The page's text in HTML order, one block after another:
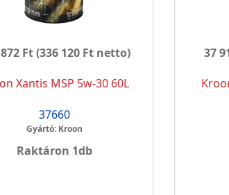
Ft(336 120 Ft netto)
Xantis MSP 5w-30 60L
37660
Gyártó: Kroon
Raktáron 1db
37